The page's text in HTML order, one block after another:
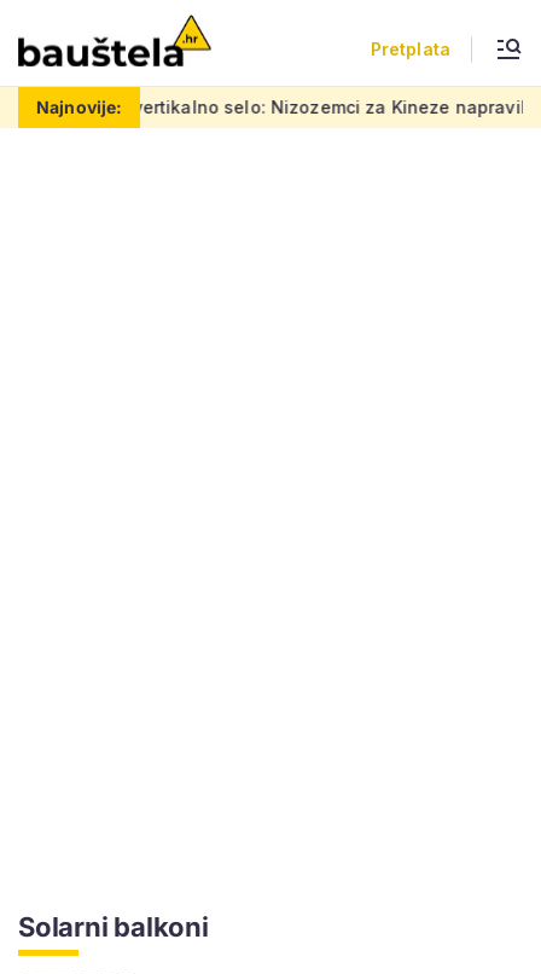
Pretplata
Najnovije:
Šareno vertikalno selo: Nizozemci za Kineze napravili
Solarni balkoni